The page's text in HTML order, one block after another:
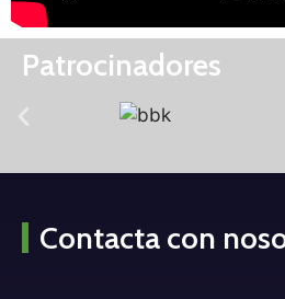
Patrocinadores
Contacta con